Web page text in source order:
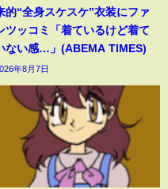
的“全身スケスケ”衣装にファ
ツッコミ「着ているけど着て
ない感…」(ABEMA TIMES)
年8月7日